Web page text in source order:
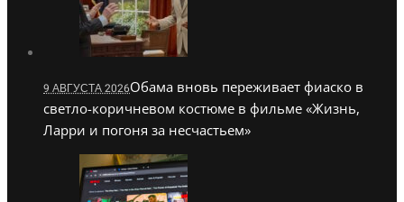
9 АВГУСТА 2026Обама вновь переживает фиаско в
светло-коричневом костюме в фильме «Жизнь,
Ларри и погоня за несчастьем»